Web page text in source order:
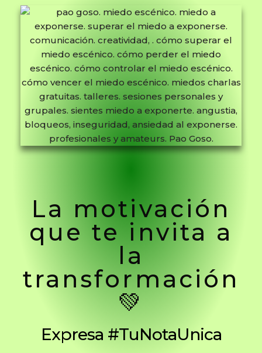
La motivación
que te invita a
la
transformación
💚
Expresa #TuNotaUnica